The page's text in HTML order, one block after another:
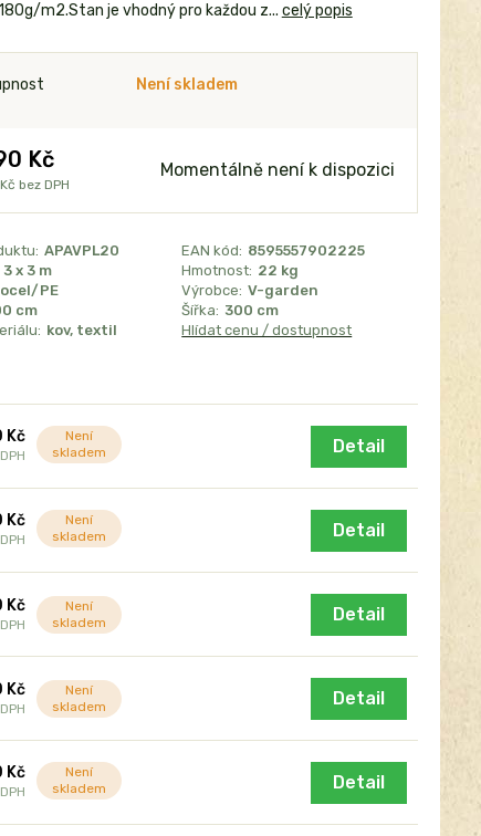
m2.Stan je vhodný pro každou z... celý popis
Není skladem
Kč
bez DPH
Momentálně není k dispozici
APAVPL20 EAN kód: 8595557902225
3 x 3 m Hmotnost: 22 kg
ocel/PE Výrobce: V-garden
cm Šířka: 300 cm
kov, textil Hlídat cenu / dostupnost
Kč
Není
skladem
Detail
Kč
Není
skladem
Detail
Kč
Není
skladem
Detail
Kč
Není
skladem
Detail
Kč
Není
skladem
Detail